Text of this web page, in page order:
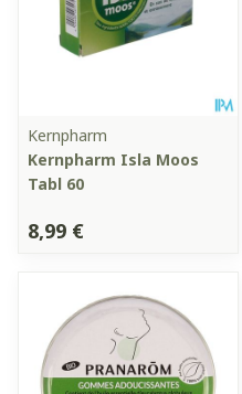
Kernpharm
Kernpharm Isla Moos
Tabl 60
8,99 €